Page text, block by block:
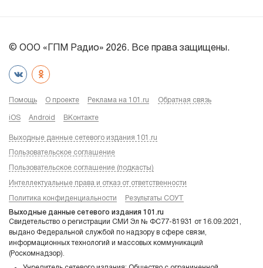
© ООО «ГПМ Радио» 2026. Все права защищены.
Помощь О проекте Реклама на 101.ru Обратная связь
iOS Android ВКонтакте
Выходные данные сетевого издания 101.ru
Пользовательское соглашение
Пользовательское соглашение (подкасты)
Интеллектуальные права и отказ от ответственности
Политика конфиденциальности Результаты СОУТ
Выходные данные сетевого издания 101.ru
Свидетельство о регистрации СМИ Эл № ФС77-81931 от 16.09.2021,
выдано Федеральной службой по надзору в сфере связи,
информационных технологий и массовых коммуникаций
(Роскомнадзор).